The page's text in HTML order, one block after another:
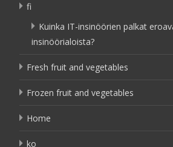
fi
Kuinka IT-insinöörien palkat
insinöörialoista?
Fresh fruit and vegetables
Frozen fruit and vegetables
Home
ko